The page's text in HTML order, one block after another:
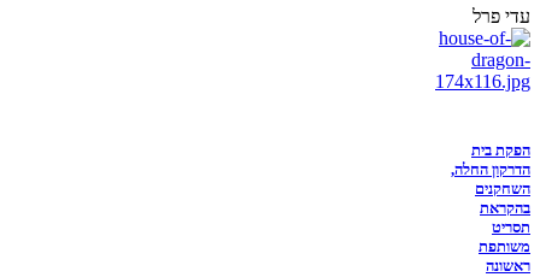
עדי פרל
הפקת בית
הדרקון החלה,
השחקנים
בהקראת
תסריט
משותפת
ראשונה